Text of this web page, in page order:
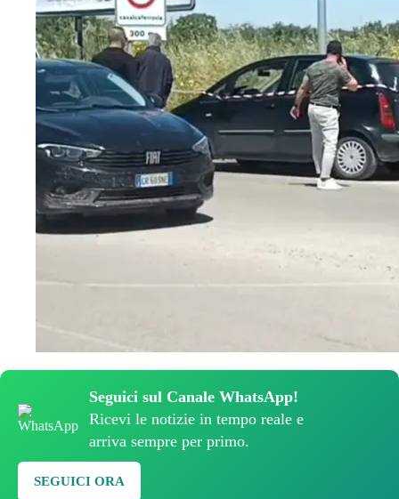
Seguici sul Canale WhatsApp!
Ricevi le notizie in tempo reale e
arriva sempre per primo.
SEGUICI ORA